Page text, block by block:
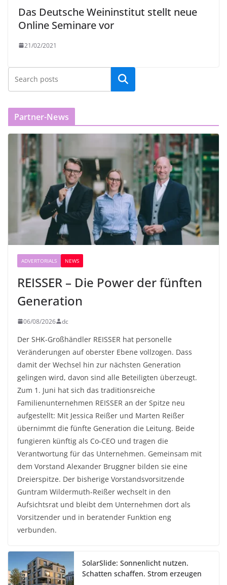
Das Deutsche Weininstitut stellt neue
Online Seminare vor
21/02/2021
Partner-News
ADVERTORIALS NEWS
REISSER – Die Power der fünften
Generation
06/08/2026 dc
Der SHK-Großhändler REISSER hat personelle
Veränderungen auf oberster Ebene vollzogen. Dass
damit der Wechsel hin zur nächsten Generation
gelingen wird, davon sind alle Beteiligten überzeugt.
Zum 1. Juni hat sich das traditionsreiche
Familienunternehmen REISSER an der Spitze neu
aufgestellt: Mit Jessica Reißer und Marten Reißer
übernimmt die fünfte Generation die Leitung. Beide
fungieren künftig als Co-CEO und tragen die
Verantwortung für das Unternehmen. Gemeinsam mit
dem Vorstand Alexander Bruggner bilden sie eine
Dreierspitze. Der bisherige Vorstandsvorsitzende
Guntram Wildermuth-Reißer wechselt in den
Aufsichtsrat und bleibt dem Unternehmen dort als
Vorsitzender und in beratender Funktion eng
verbunden.
SolarSlide: Sonnenlicht nutzen.
Schatten schaffen. Strom erzeugen